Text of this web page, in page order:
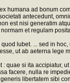
humana ad bonum
antecedunt,
est nisi generatim
et regulam
lubet. ... sed in
ut ab aeterna
si ita accipiatur,
facere, nulla re
libertatem sibi